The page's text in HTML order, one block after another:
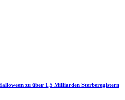
zu über 1,5 Milliarden Sterberegistern